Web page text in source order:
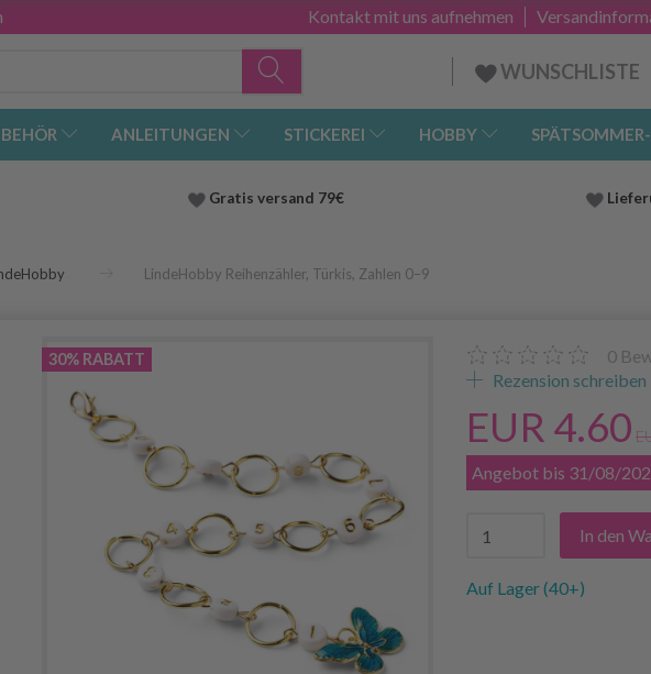
Kontakt mit uns aufnehmen
WUNSCHLISTE
ANLEITUNGEN STICKEREI HOBBY
Gratis versand 79€
LindeHobby Reihenzähler, Türkis, Zahlen 0–9
30% RABATT 0
Rezension schreiben
EUR 4.60
Angebot bis 31/08/
In den
Auf Lager (40+)